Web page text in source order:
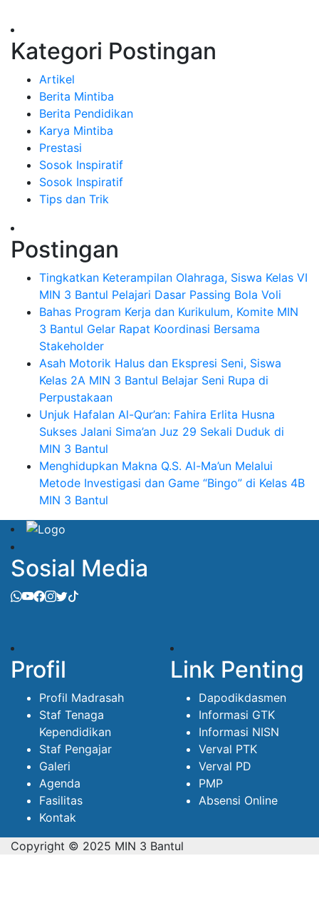
Kategori Postingan
Artikel
Berita Mintiba
Berita Pendidikan
Karya Mintiba
Prestasi
Sosok Inspiratif
Sosok Inspiratif
Tips dan Trik
Postingan
Tingkatkan Keterampilan Olahraga, Siswa Kelas VI
MIN 3 Bantul Pelajari Dasar Passing Bola Voli
Bahas Program Kerja dan Kurikulum, Komite MIN
3 Bantul Gelar Rapat Koordinasi Bersama
Stakeholder
Asah Motorik Halus dan Ekspresi Seni, Siswa
Kelas 2A MIN 3 Bantul Belajar Seni Rupa di
Perpustakaan
Unjuk Hafalan Al-Qur’an: Fahira Erlita Husna
Sukses Jalani Sima’an Juz 29 Sekali Duduk di
MIN 3 Bantul
Menghidupkan Makna Q.S. Al-Ma’un Melalui
Metode Investigasi dan Game “Bingo” di Kelas 4B
MIN 3 Bantul
Sosial Media
Profil
Profil Madrasah
Staf Tenaga
Kependidikan
Staf Pengajar
Galeri
Agenda
Fasilitas
Kontak
Link Penting
Dapodikdasmen
Informasi GTK
Informasi NISN
Verval PTK
Verval PD
PMP
Absensi Online
Copyright © 2025 MIN 3 Bantul